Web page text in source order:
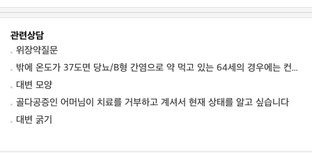
관련상담
위장약질문
밖에 온도가 37도면 당뇨/B형 간염으로 약 먹고 있는 64세의 경우에는 컨디션 저하를 동
대변 모양
골다공증인 어머님이 치료를 거부하고 계셔서 현재 상태를 알고 싶습니다
대변 굵기